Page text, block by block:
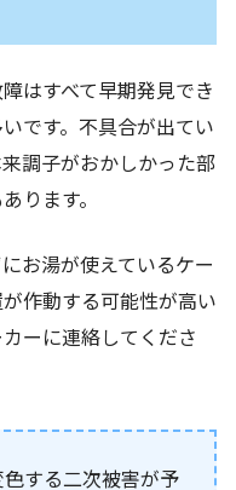
はすべて早期発見でき
です。不具合が出てい
調子がおかしかった部
ります。
お湯が使えているケー
作動する可能性が高い
ーに連絡してくださ
する二次被害が予